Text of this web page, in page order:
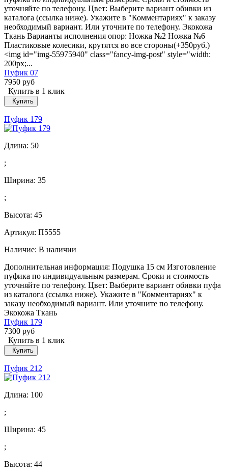
уточняйте по телефону. Цвет: Выберите вариант обивки из
каталога (ссылка ниже). Укажите в "Комментариях" к заказу
необходимый вариант. Или уточните по телефону. Экокожа
Ткань Варианты исполнения опор: Ножка №2 Ножка №6
Пластиковые колесики, крутятся во все стороны(+350руб.)
<img id="img-55975940" class="fancy-img-post" style="width:
200px;...
Пуфик 07
7950 руб
Купить в 1 клик
Купить
Пуфик 179
Длина: 50
;
Ширина: 35
;
Высота: 45
Артикул: П5555
Наличие: В наличии
Дополнительная информация: Подушка 15 см Изготовление
пуфика по индивидуальным размерам. Сроки и стоимость
уточняйте по телефону. Цвет: Выберите вариант обивки пуфа
из каталога (ссылка ниже). Укажите в "Комментариях" к
заказу необходимый вариант. Или уточните по телефону.
Экокожа Ткань
Пуфик 179
7300 руб
Купить в 1 клик
Купить
Пуфик 212
Длина: 100
;
Ширина: 45
;
Высота: 44